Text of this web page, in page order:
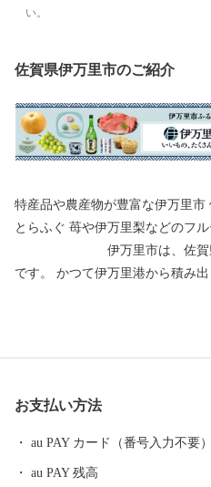
い。
佐賀県伊万里市のご紹介
特産品や農産物が豊富な伊万里市 伊万里焼・伊万里牛・車海老・
とらふぐ 苺や伊万里梨などの
です。 かつて伊万里港から積み
便利さはありませんが、心温か
万里市が責任をもって安全に管理
することはございません。 寄附者様からいただいた個人情報は、
する報告、伊万里市が主催・出
お支払い方法
au PAY カード（番号入力不要）
au PAY 残高